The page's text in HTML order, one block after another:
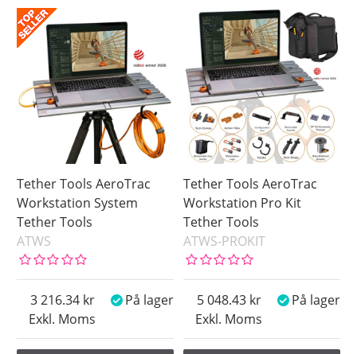
Pris
På lager
Snart på lager
Tether Tools AeroTrac
Workstation System
Tether Tools
ATWS
Exkl. Moms
3 216.34 På lager
Tether Tools AeroTrac
Workstation Pro Kit
Tether Tools
ATWS-PROKIT
Exkl. Moms
5 048.43 På lager